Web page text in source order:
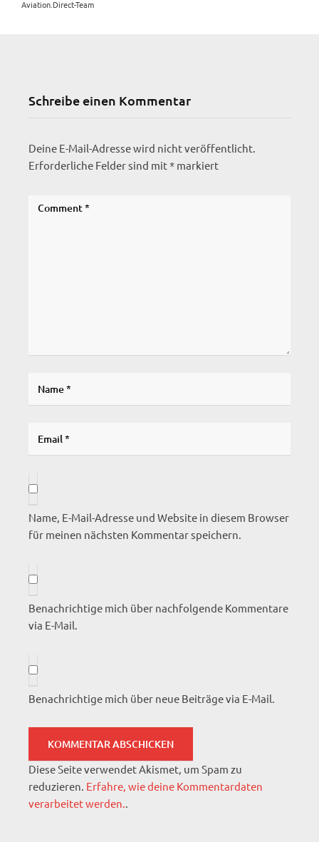
Aviation.Direct-Team
Schreibe einen Kommentar
Deine E-Mail-Adresse wird nicht veröffentlicht.
Erforderliche Felder sind mit* markiert
Name, E-Mail-Adresse und Website in diesem Browser
für meinen nächsten Kommentar speichern.
Benachrichtige mich über nachfolgende Kommentare
via E-Mail.
Benachrichtige mich über neue Beiträge via E-Mail.
Diese Seite verwendet Akismet, um Spam zu
reduzieren. Erfahre, wie deine Kommentardaten
verarbeitet werden.